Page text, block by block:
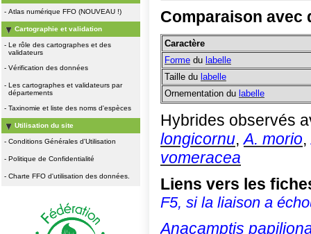
- Atlas numérique FFO (NOUVEAU !)
Cartographie et validation
- Le rôle des cartographes et des
validateurs
- Vérification des données
- Les cartographes et validateurs par
départements
- Taxinomie et liste des noms d'espèces
Utilisation du site
- Conditions Générales d'Utilisation
- Politique de Confidentialité
- Charte FFO d'utilisation des données.
Comparaison avec
Caractère
Forme du labelle
Taille du labelle
Ornementation du labelle
Hybrides observés
longicornu,A. morio,
vomeracea
Liens vers les
F5, si la liaison a
Anacamptis